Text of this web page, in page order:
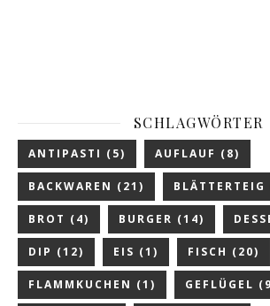
SCHLAGWÖRTER
ANTIPASTI (5) AUFLAUF (8)
BACKWAREN (21) BLÄTTERTEIG
BROT (4) BURGER (14)
DIP (12) EIS (1) FISCH (20)
FLAMMKUCHEN (1) GEFLÜGEL